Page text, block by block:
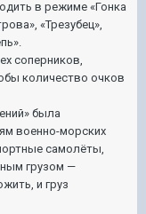
в режиме «Гонка
«Трезубец»,
соперников,
количество очков
была
военно-морских
самолёты,
грузом —
и груз